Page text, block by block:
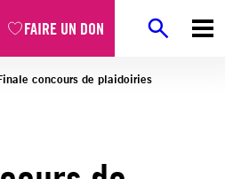
FAIRE UN DON
concours de plaidoiries